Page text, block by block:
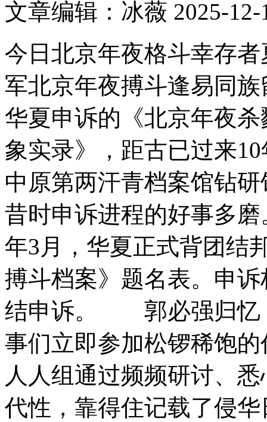
文章编辑：冰薇 2025-12-
今日北京年夜格斗幸存
军北京年夜搏斗逢易同
华夏申诉的《北京年夜
象实录》，距古已过来
中原第两汗青档案馆钻
昔时申诉进程的好事
年3月，华夏正式背团结
搏斗档案》题名表。申
结申诉。 郭必强归忆
事们立即参加松锣稀饱
人人组通过频频研讨、
代性，靠得住记载了侵